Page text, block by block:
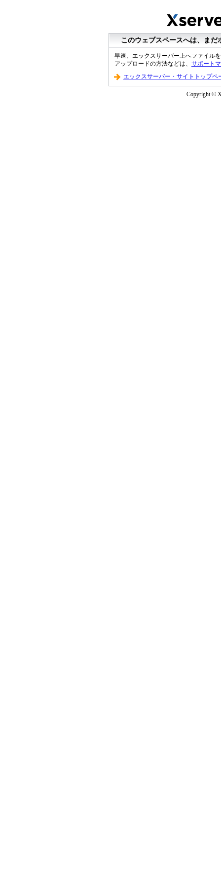
このウェブスペースへは、ま
早速、エックスサーバー上へファイル
アップロードの方法などは、 サポート
エックスサーバー・サイトトップペ
Copyright ©